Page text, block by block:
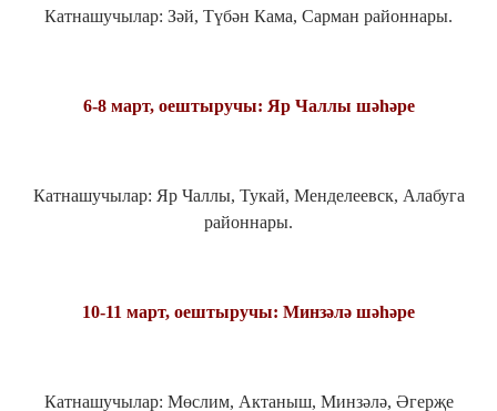
Катнашучылар: Зәй, Түбән Кама, Сарман районнары.
6-8 март, оештыручы: Яр Чаллы шәһәре
Катнашучылар: Яр Чаллы, Тукай, Менделеевск, Алабуга
районнары.
10-11 март, оештыручы: Минзәлә шәһәре
Катнашучылар: Мөслим, Актаныш, Минзәлә, Әгерҗе